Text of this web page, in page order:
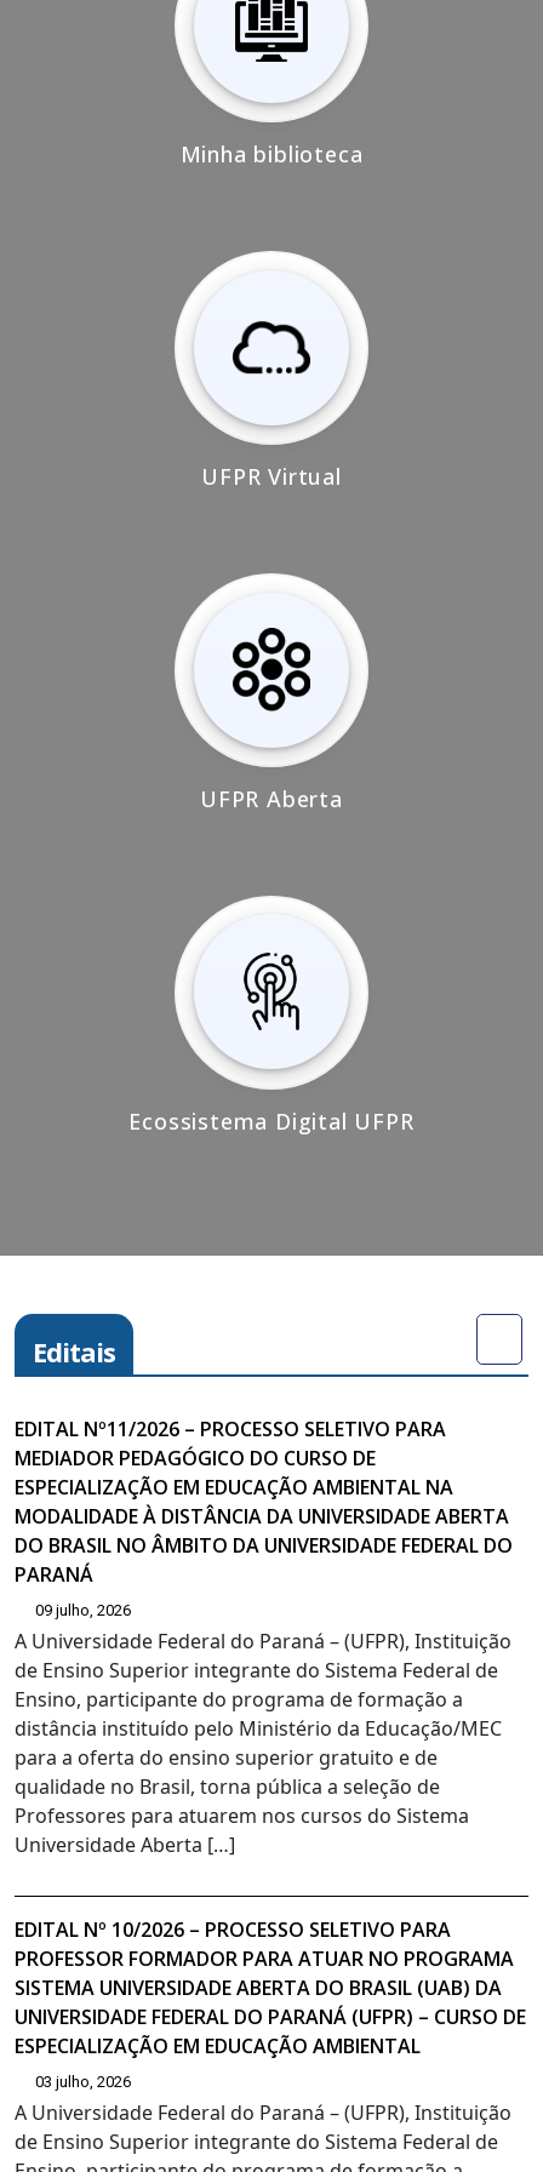
Minha biblioteca
UFPR Virtual
UFPR Aberta
Ecossistema Digital UFPR
Editais
EDITAL Nº11/2026 – PROCESSO SELETIVO PARA
MEDIADOR PEDAGÓGICO DO CURSO DE
ESPECIALIZAÇÃO EM EDUCAÇÃO AMBIENTAL NA
MODALIDADE À DISTÂNCIA DA UNIVERSIDADE ABERTA
DO BRASIL NO ÂMBITO DA UNIVERSIDADE FEDERAL DO
PARANÁ
09 julho, 2026
A Universidade Federal do Paraná – (UFPR), Instituição
de Ensino Superior integrante do Sistema Federal de
Ensino, participante do programa de formação a
distância instituído pelo Ministério da Educação/MEC
para a oferta do ensino superior gratuito e de
qualidade no Brasil, torna pública a seleção de
Professores para atuarem nos cursos do Sistema
Universidade Aberta […]
EDITAL Nº 10/2026 – PROCESSO SELETIVO PARA
PROFESSOR FORMADOR PARA ATUAR NO PROGRAMA
SISTEMA UNIVERSIDADE ABERTA DO BRASIL (UAB) DA
UNIVERSIDADE FEDERAL DO PARANÁ (UFPR) – CURSO DE
ESPECIALIZAÇÃO EM EDUCAÇÃO AMBIENTAL
03 julho, 2026
A Universidade Federal do Paraná – (UFPR), Instituição
de Ensino Superior integrante do Sistema Federal de